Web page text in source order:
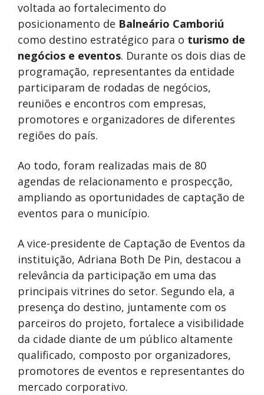
voltada ao fortalecimento do
posicionamento de Balneário Camboriú
como destino estratégico para o turismo de
negócios e eventos. Durante os dois dias de
programação, representantes da entidade
participaram de rodadas de negócios,
reuniões e encontros com empresas,
promotores e organizadores de diferentes
regiões do país.
Ao todo, foram realizadas mais de 80
agendas de relacionamento e prospecção,
ampliando as oportunidades de captação de
eventos para o município.
A vice-presidente de Captação de Eventos da
instituição, Adriana Both De Pin, destacou a
relevância da participação em uma das
principais vitrines do setor. Segundo ela, a
presença do destino, juntamente com os
parceiros do projeto, fortalece a visibilidade
da cidade diante de um público altamente
qualificado, composto por organizadores,
promotores de eventos e representantes do
mercado corporativo.